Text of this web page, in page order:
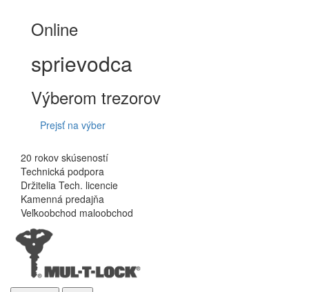
Online
sprievodca
Výberom trezorov
Prejsť na výber
20 rokov skúseností
Technická podpora
Držitelia Tech. licencie
Kamenná predajňa
Veľkoobchod maloobchod